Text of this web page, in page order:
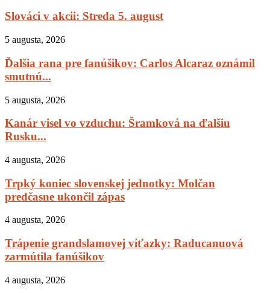
Slováci v akcii: Streda 5. august
5 augusta, 2026
Ďalšia rana pre fanúšikov: Carlos Alcaraz oznámil
smutnú...
5 augusta, 2026
Kanár visel vo vzduchu: Šramková na ďalšiu
Rusku...
4 augusta, 2026
Trpký koniec slovenskej jednotky: Molčan
predčasne ukončil zápas
4 augusta, 2026
Trápenie grandslamovej víťazky: Raducanuová
zarmútila fanúšikov
4 augusta, 2026